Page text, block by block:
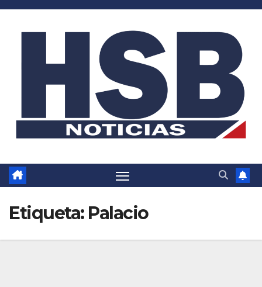
Saltar
Etiqueta: Palacio